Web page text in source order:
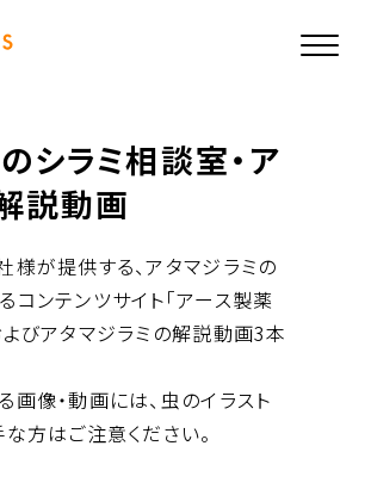
シラミ相談室・ア
説動画
が提供する、アタマジラミの
ンテンツサイト「アース製薬
よびアタマジラミの解説動画3本
像・動画には、虫のイラスト
方はご注意ください。